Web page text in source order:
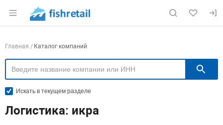
Раздел навигации по сайту fishretail.ru
Навигация по компаниям
Главная Каталог компаний
Искать в текущем разделе
Логистика: икра